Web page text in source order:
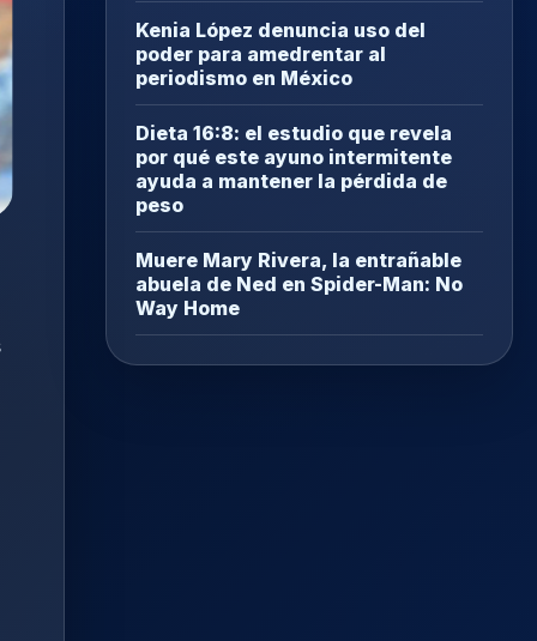
Kenia López denuncia uso del
poder para amedrentar al
periodismo en México
Dieta 16:8: el estudio que revela
por qué este ayuno intermitente
ayuda a mantener la pérdida de
peso
Muere Mary Rivera, la entrañable
abuela de Ned en Spider-Man: No
Way Home